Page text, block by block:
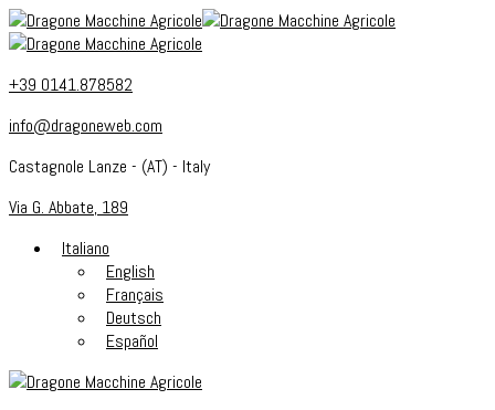
+39 0141.878582
info@dragoneweb.com
Castagnole Lanze - (AT) - Italy
Via G. Abbate, 189
Italiano
English
Français
Deutsch
Español